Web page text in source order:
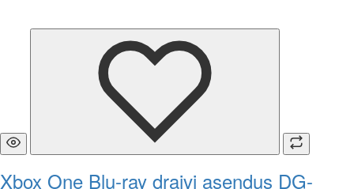
Xbox One Blu-ray draivi asendus DG-